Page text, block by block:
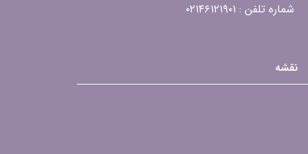
شماره تلفن : ۰۲۱۴۶۱۲۱۹۰۱
نقشه